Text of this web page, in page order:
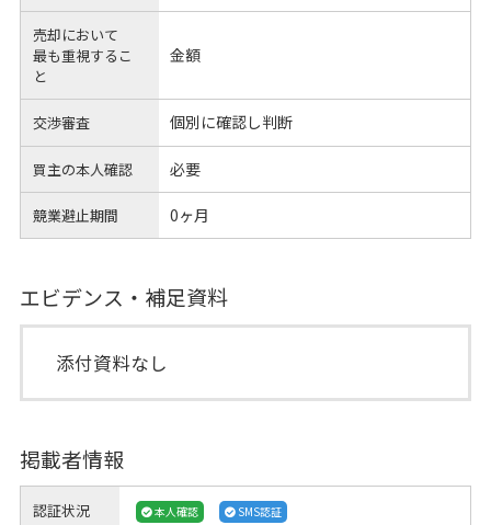
売却において
最も重視するこ
と
金額
交渉審査 個別に確認し判断
買主の本人確認 必要
競業避止期間 0ヶ月
エビデンス・補足資料
添付資料なし
掲載者情報
認証状況 本人確認
SMS認証